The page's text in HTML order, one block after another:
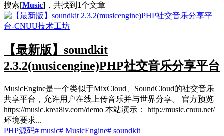
搜索[Music]，共找到 1个文章
【最新版】soundkit
2.3.2(musicengine)PHP社交音乐分享平台
MusicEngine是一个类似于MixCloud、SoundCloud的社交音乐
共享平台，允许用户在线上传音乐并与世界分享。 官方预览
https://music.krea8iv.com/demo 本站演示： http://music.cnuu.net/
环境要求...
PHP源码# music# MusicEngine# soundkit